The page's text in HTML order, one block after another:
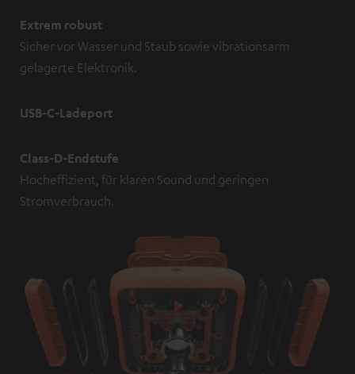
Extrem robust
Sicher vor Wasser und Staub sowie vibrationsarm
gelagerte Elektronik.
USB-C-Ladeport
Class-D-Endstufe
Hocheffizient, für klaren Sound und geringen
Stromverbrauch.